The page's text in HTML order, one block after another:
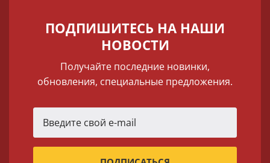
ПОДПИШИТЕСЬ НА НАШИ
НОВОСТИ
Получайте последние новинки,
обновления, специальные предложения.